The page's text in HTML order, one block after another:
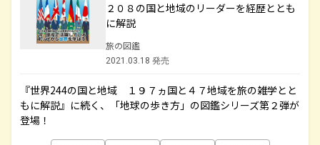
２０８の国と地域のリーダーを経歴ととも
に解説
旅の図鑑
2021.03.18 発売
『世界244の国と地域 １９７ヵ国と４７地域を旅の雑学とと
もに解説』に続く、「地球の歩き方」の図鑑シリーズ第２弾が
登場！